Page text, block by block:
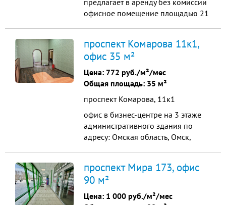
предлагает в аренду без комиссии
офисное помещение площадью 21
круглосуточный доступ - санузел на
этаже Стоимость арендной платы -
10.500 рублей в месяц.
Дополнительно оплачиваются
проспект Комарова 11к1,
офис 35 м²
Цена: 772 руб./м²/мес
Общая площадь: 35 м²
проспект Комарова, 11к1
офис в бизнес-центре на 3 этаже
административного здания по
адресу: Омская область, Омск,
планировкой находится в
отличном состоянии и идеально
подходит для ведения дел, а
проспект Мира 173, офис
90 м²
Цена: 1 000 руб./м²/мес